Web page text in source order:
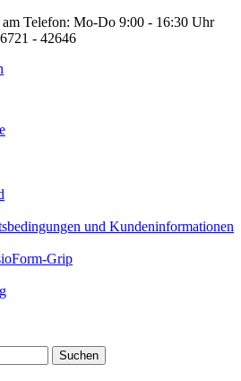
am Telefon: Mo-Do 9:00 - 16:30 Uhr
- 42646
und Kundeninformationen
Grip
Suchen